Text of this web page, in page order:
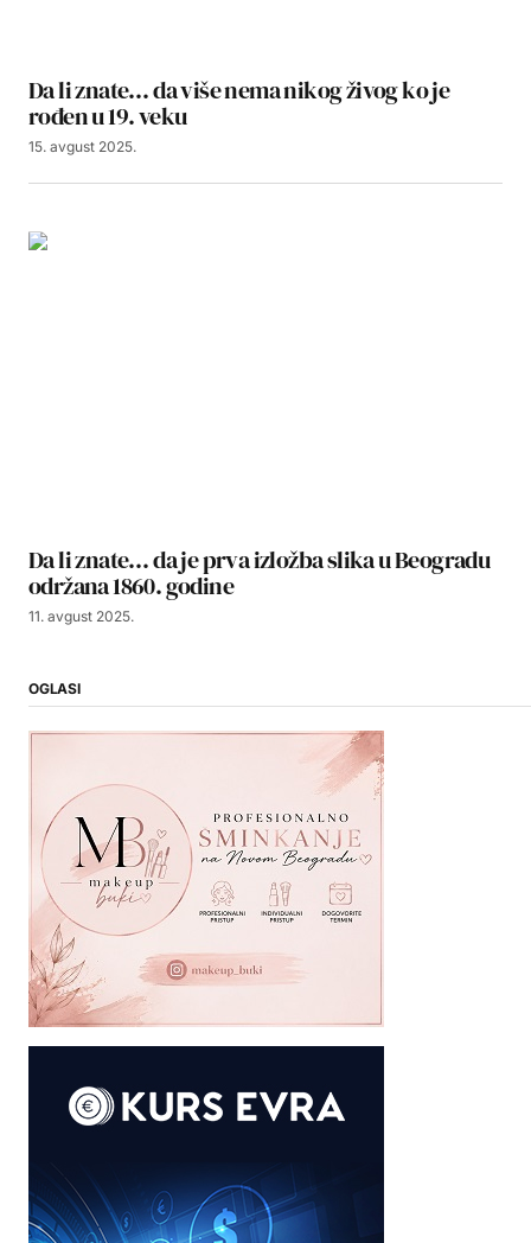
Da li znate… da više nema nikog živog ko je
rođen u 19. veku
15. avgust 2025.
Da li znate… da je prva izložba slika u Beogradu
održana 1860. godine
11. avgust 2025.
OGLASI